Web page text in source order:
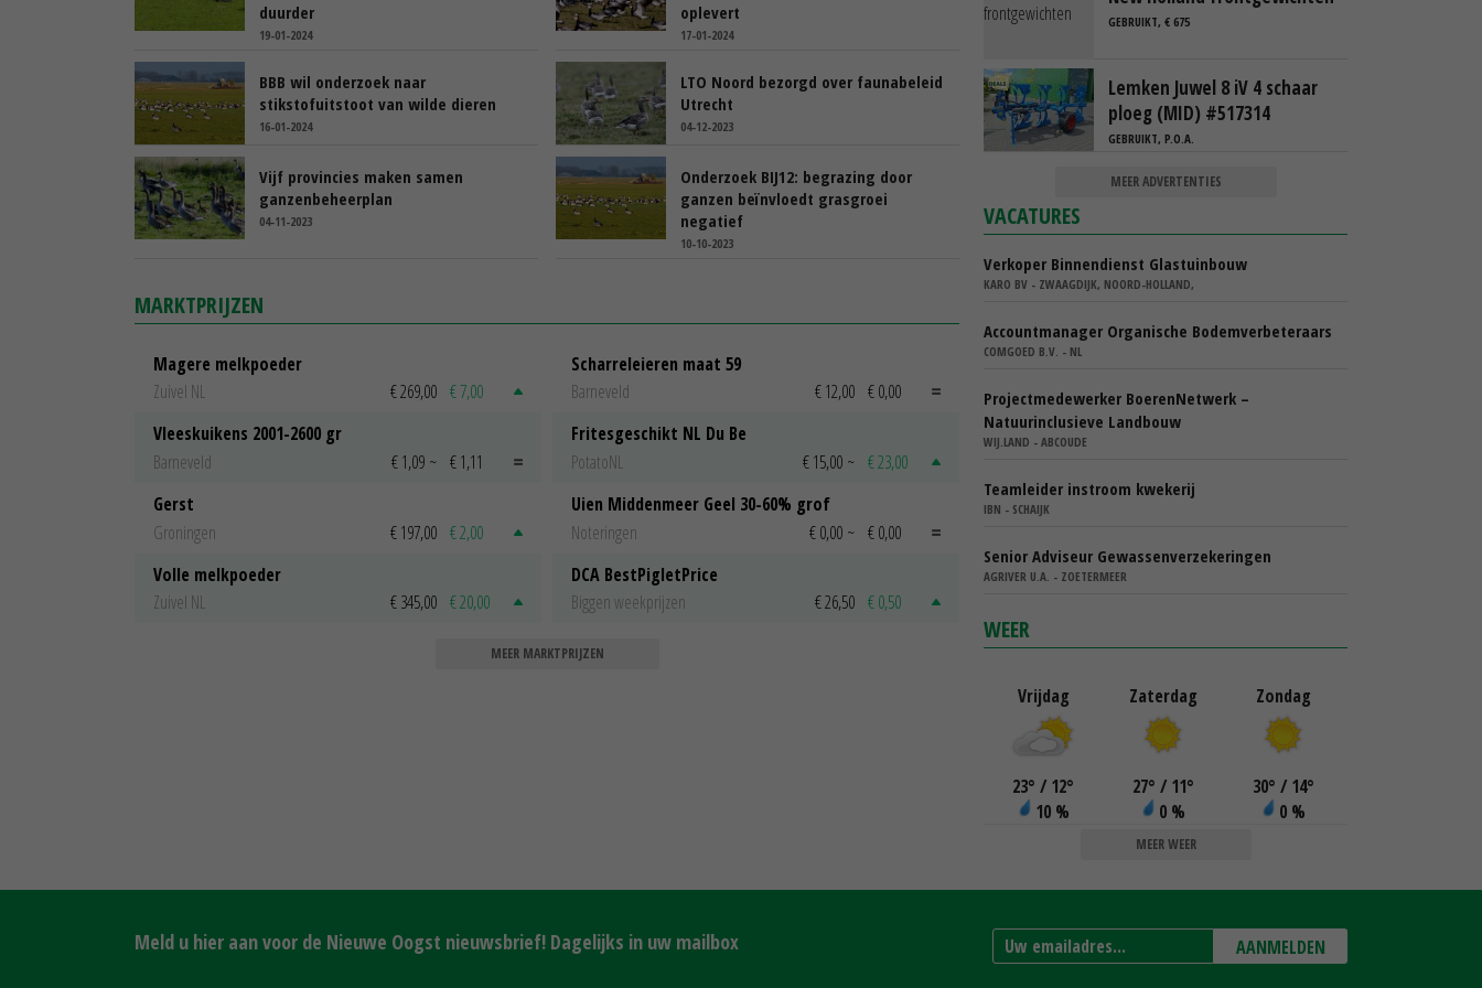
duurder
19-01-2024
oplevert
17-01-2024
BBB wil onderzoek naar
stikstofuitstoot van wilde dieren
16-01-2024
LTO Noord bezorgd over faunabeleid
Utrecht
04-12-2023
Vijf provincies maken samen
ganzenbeheerplan
04-11-2023
Onderzoek BIJ12: begrazing door
ganzen beïnvloedt grasgroei
negatief
10-10-2023
MARKTPRIJZEN
Magere melkpoeder
Zuivel NL
€ 269,00 € 7,00
Vleeskuikens 2001-2600 gr
Barneveld
€ 1,09 ~ € 1,11
Gerst
Groningen
€ 197,00 € 2,00
Volle melkpoeder
Zuivel NL
€ 345,00 € 20,00
Scharreleieren maat 59
Barneveld
€ 12,00 € 0,00
Fritesgeschikt NL Du Be
PotatoNL
€ 15,00 ~ € 23,00
Uien Middenmeer Geel 30-60% grof
Noteringen
€ 0,00 ~ € 0,00
DCA BestPigletPrice
Biggen weekprijzen
€ 26,50 € 0,50
MEER MARKTPRIJZEN
GEBRUIKT, € 675
Lemken Juwel 8 iV 4 schaar
ploeg (MID) #517314
GEBRUIKT, P.O.A.
MEER ADVERTENTIES
VACATURES
Verkoper Binnendienst Glastuinbouw
KARO BV - ZWAAGDIJK, NOORD-HOLLAND,
Accountmanager Organische Bodemverbeteraars
COMGOED B.V. - NL
Projectmedewerker BoerenNetwerk –
Natuurinclusieve Landbouw
WIJ.LAND - ABCOUDE
Teamleider instroom kwekerij
IBN - SCHAIJK
Senior Adviseur Gewassenverzekeringen
AGRIVER U.A. - ZOETERMEER
WEER
Vrijdag
23° / 12°
10 %
Zaterdag
27° / 11°
0 %
Zondag
30° / 14°
0 %
MEER WEER
Meld u hier aan voor de Nieuwe Oogst nieuwsbrief! Dagelijks in uw mailbox AANMELDEN